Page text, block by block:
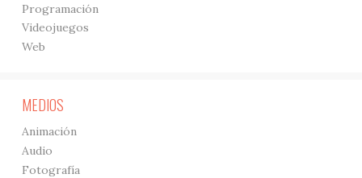
Programación
Videojuegos
Web
MEDIOS
Animación
Audio
Fotografía